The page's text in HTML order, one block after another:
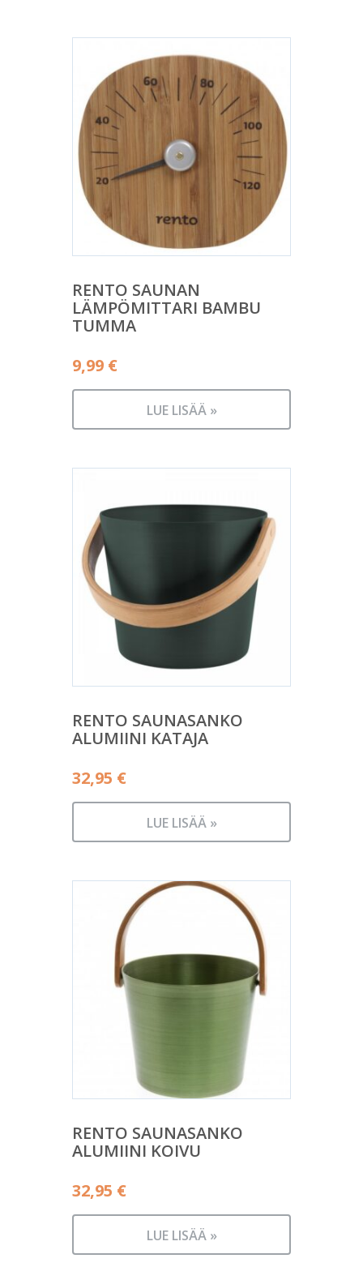
RENTO SAUNAN
LÄMPÖMITTARI BAMBU
TUMMA
9,99 €
LUE LISÄÄ »
RENTO SAUNASANKO
ALUMIINI KATAJA
32,95 €
LUE LISÄÄ »
RENTO SAUNASANKO
ALUMIINI KOIVU
32,95 €
LUE LISÄÄ »